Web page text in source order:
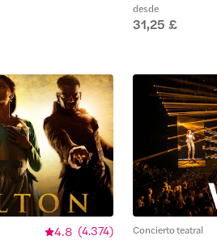
desde
31,25 £
4.8 (4.374) Concierto teatral